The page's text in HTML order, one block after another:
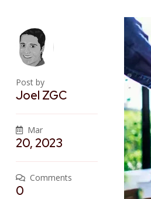
Post by
Joel ZGC
Mar
20, 2023
Comments
0